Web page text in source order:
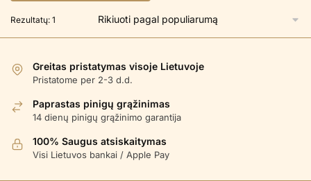
Rezultatų: 1
Greitas pristatymas visoje Lietuvoje
Pristatome per 2-3 d.d.
Paprastas pinigų grąžinimas
14 dienų pinigų grąžinimo garantija
100% Saugus atsiskaitymas
Visi Lietuvos bankai / Apple Pay